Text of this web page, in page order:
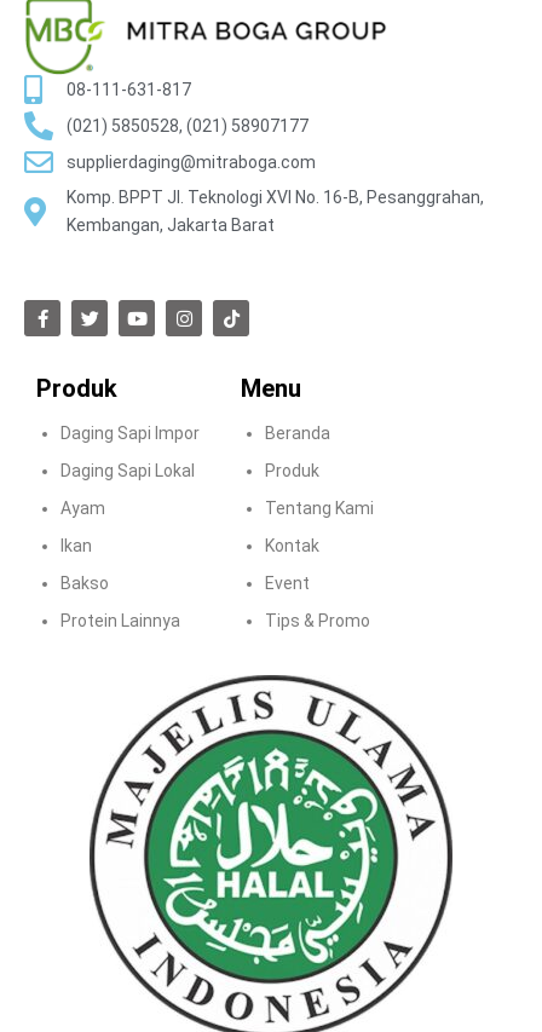
08-111-631-817
(021) 5850528, (021) 58907177
supplierdaging@mitraboga.com
Komp. BPPT Jl. Teknologi XVI No. 16-B, Pesanggrahan,
Kembangan, Jakarta Barat
Produk
Daging Sapi Impor
Daging Sapi Lokal
Ayam
Ikan
Bakso
Protein Lainnya
Menu
Beranda
Produk
Tentang Kami
Kontak
Event
Tips & Promo